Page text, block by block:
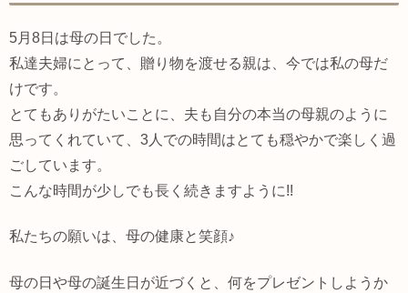
5月8日は母の日でした。
私達夫婦にとって、贈り物を渡せる親は、今では私の母だ
けです。
とてもありがたいことに、夫も自分の本当の母親のように
思ってくれていて、3人での時間はとても穏やかで楽しく過
ごしています。
こんな時間が少しでも長く続きますように!!
私たちの願いは、母の健康と笑顔♪
母の日や母の誕生日が近づくと、何をプレゼントしようか